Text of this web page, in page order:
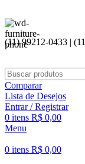
(11) 99212-0433 |
Comparar
Lista de Desejos
Entrar / Registrar
0 itens R$ 0,00
Menu
0 itens R$ 0,00